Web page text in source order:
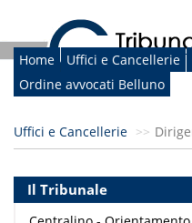
Home Uffici e Cancellerie
Ordine avvocati Belluno
Uffici e Cancellerie
Il Tribunale